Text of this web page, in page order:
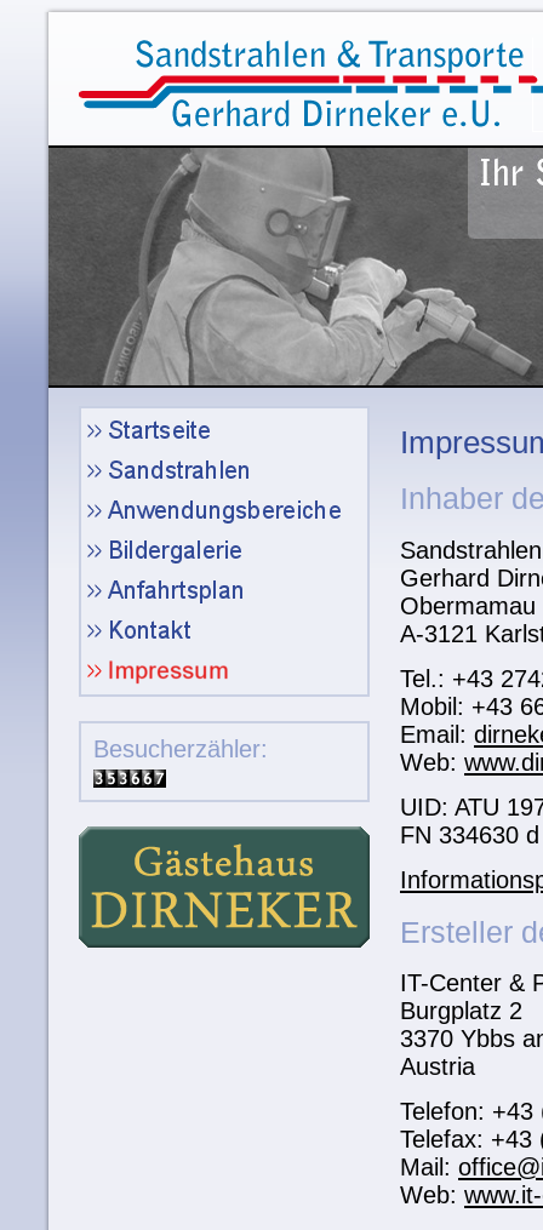
Besucherzähler:
Inhaber
Gerhard
Obermamau
A-3121
Tel.: +43
Mobil: +43
Email:
Web:
UID: ATU
FN 334630 d
Ersteller
IT-Center &
Burgplatz 2
3370 Ybbs
Austria
Telefon: +43
Telefax: +43
Mail:
Web: